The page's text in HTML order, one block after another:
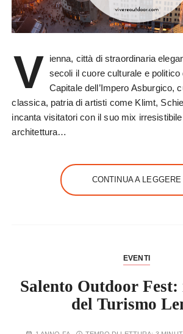
V ienna, città di straordinaria
secoli il cuore culturale e politico
Capitale dell’Impero Asburgico,
classica, patria di artisti come Klimt,
incanta visitatori con il suo mix
architettura…
CONTINUA A LEGGERE
EVENTI
Salento Outdoor
del Turismo